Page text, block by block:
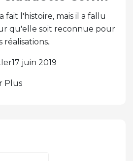
fait l'histoire, mais il a fallu
qu'elle soit reconnue pour
réalisations..
juin 2019
Plus